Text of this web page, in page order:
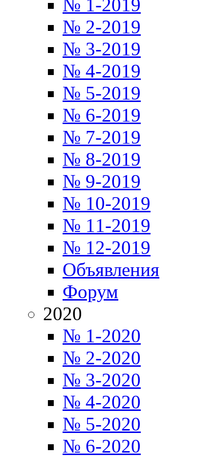
№ 1-2019
№ 2-2019
№ 3-2019
№ 4-2019
№ 5-2019
№ 6-2019
№ 7-2019
№ 8-2019
№ 9-2019
№ 10-2019
№ 11-2019
№ 12-2019
Объявления
Форум
2020
№ 1-2020
№ 2-2020
№ 3-2020
№ 4-2020
№ 5-2020
№ 6-2020